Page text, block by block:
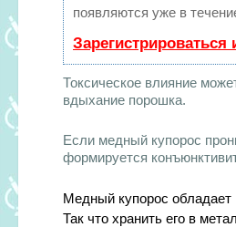
появляются уже в
Токсическое влияние
вдыхание порошка.
Если медный купорос
формируется
Медный купорос
Так что хранить его в